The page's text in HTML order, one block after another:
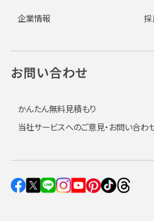
企業情報
お問い合わせ
かんたん無料見積もり
当社サービスへのご意見・お問い合わ